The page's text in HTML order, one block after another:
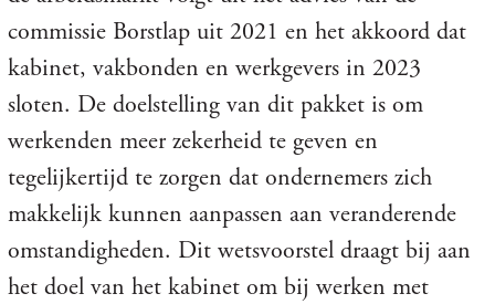
commissie Borstlap uit 2021 en het akkoord dat
kabinet, vakbonden en werkgevers in 2023
sloten. De doelstelling van dit pakket is om
werkenden meer zekerheid te geven en
tegelijkertijd te zorgen dat ondernemers zich
makkelijk kunnen aanpassen aan veranderende
omstandigheden. Dit wetsvoorstel draagt bij aan
het doel van het kabinet om bij werken met